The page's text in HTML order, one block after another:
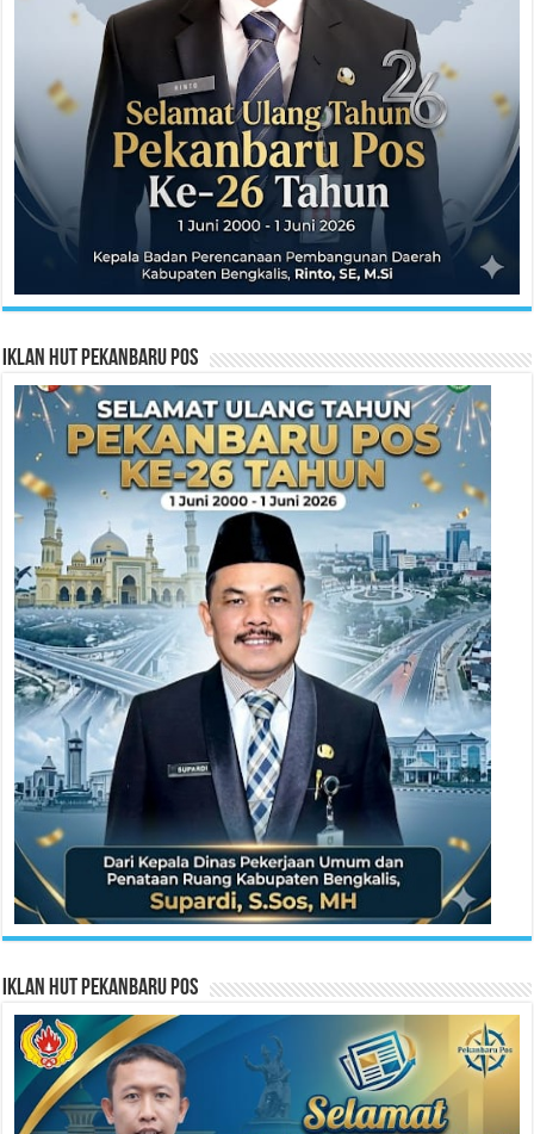
Iklan HUT Pekanbaru Pos
Iklan HUT Pekanbaru Pos